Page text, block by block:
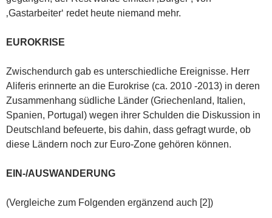
‚Gastarbeiter‘ redet heute niemand mehr.
EUROKRISE
Zwischendurch gab es unterschiedliche Ereignisse. Herr
Aliferis erinnerte an die Eurokrise (ca. 2010 -2013) in deren
Zusammenhang südliche Länder (Griechenland, Italien,
Spanien, Portugal) wegen ihrer Schulden die Diskussion in
Deutschland befeuerte, bis dahin, dass gefragt wurde, ob
diese Ländern noch zur Euro-Zone gehören können.
EIN-/AUSWANDERUNG
(Vergleiche zum Folgenden ergänzend auch [2])